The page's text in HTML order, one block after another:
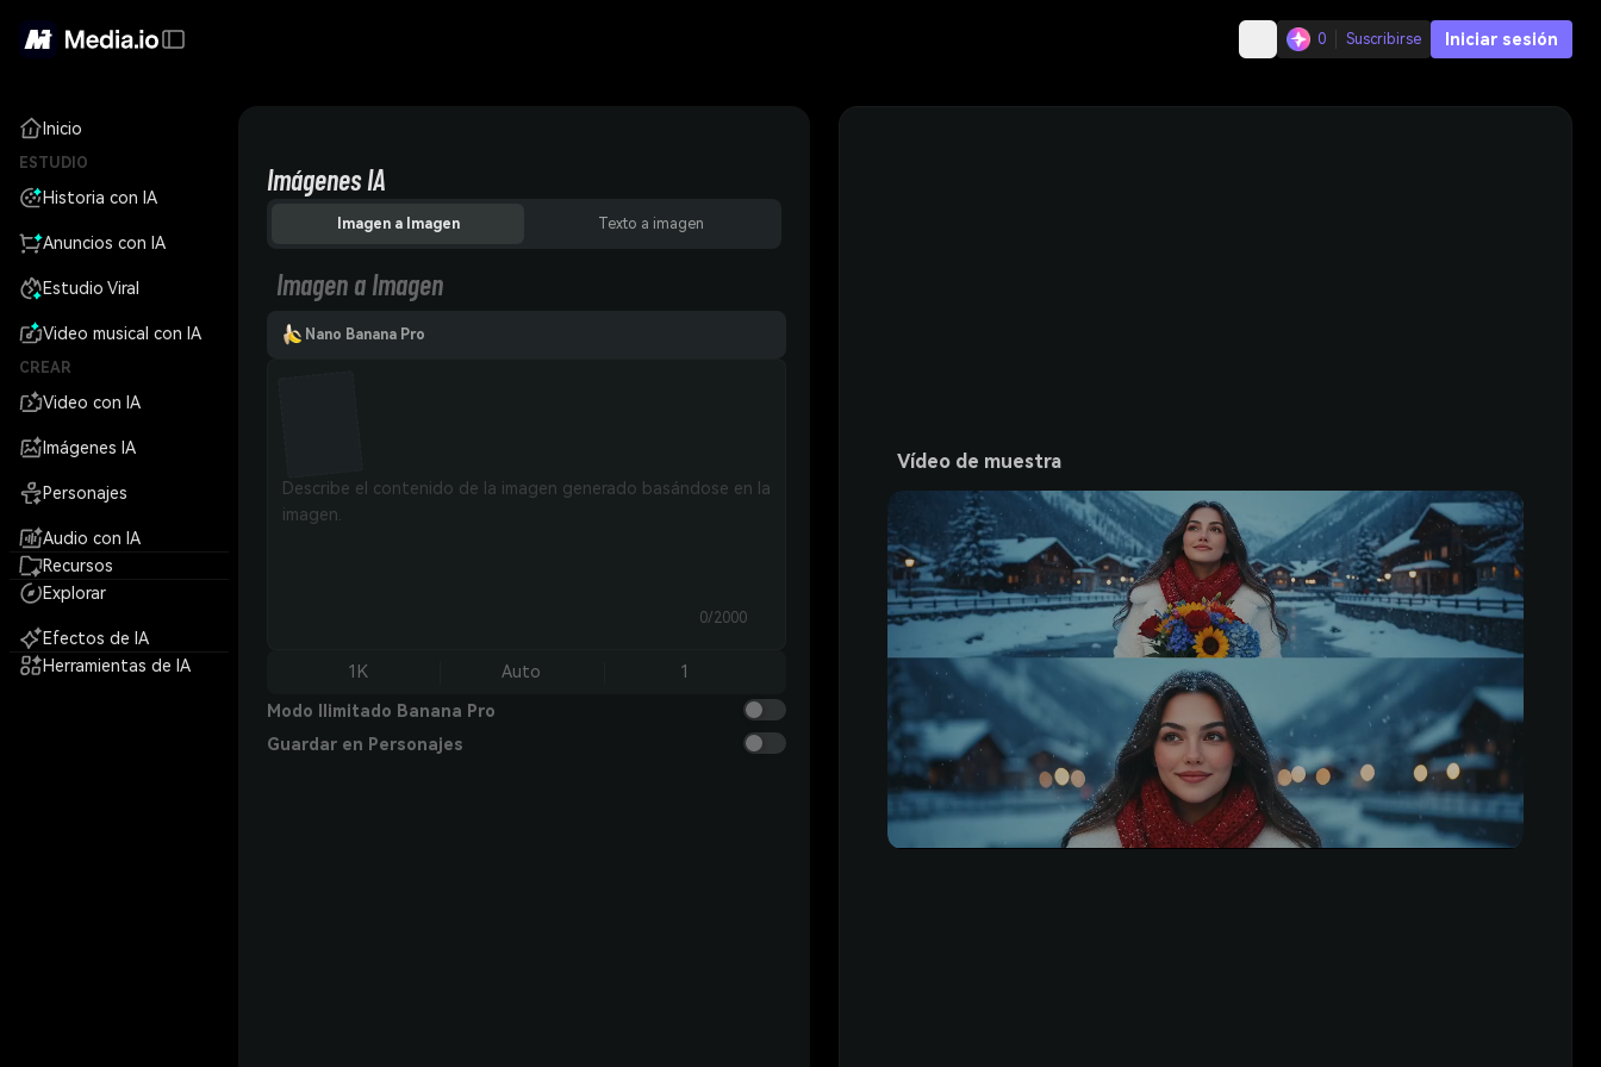
0 Suscribirse Iniciar sesión
Inicio
ESTUDIO
Historia con IA
Anuncios con IA
Estudio Viral
Video musical con IA
CREAR
Video con IA
Imágenes IA
Personajes
Audio con IA
Recursos
Explorar
Efectos de IA
Herramientas de IA
Imágenes IA
Imagen a Imagen Texto a imagen
Imagen a Imagen
Nano Banana Pro
0/2000
1K Auto 1
Modo Ilimitado Banana Pro
Guardar en Personajes
Vídeo de muestra